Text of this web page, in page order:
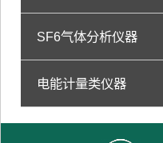
SF6气体分析仪器
电能计量类仪器